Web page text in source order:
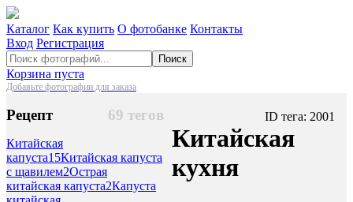
Каталог Как купить О фотобанке Контакты
Вход Регистрация
Поиск
Корзина пуста
Добавьте фотографии для заказа
69 тегов
Рецепт
Китайская
капуста15Китайская капуста
с щавилем2Острая
китайская капуста2Капуста
ID тега: 2001
Китайская
кухня